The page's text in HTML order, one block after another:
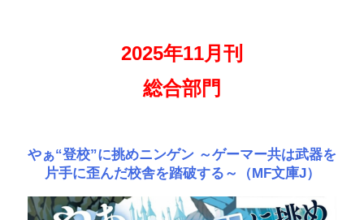
2025年11月刊
総合部門
やぁ“登校”に挑めニンゲン ～ゲーマー共は武器を
片手に歪んだ校舎を踏破する～（MF文庫J）